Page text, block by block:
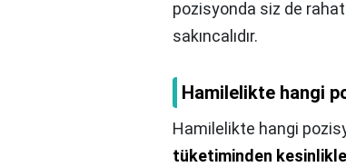
pozisyonda siz de
sakıncalıdır.
Hamilelikte hangi
Hamilelikte hangi
tüketiminden kesinlikle